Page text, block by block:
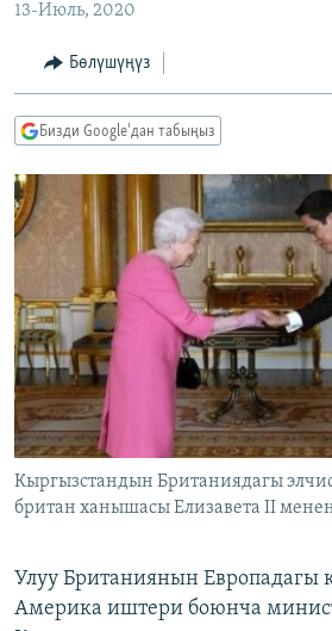
МАДАНИЯТ
ТВ ПРОГРАММАЛАР
БҮГҮН АЗАТТЫКТА
ДАНИСТЕ
ЭЖЕ-СИҢДИЛЕР
АЗАТТЫК+
ЫҢГАЙСЫЗ СУРООЛОР
ПОДКАСТ
Русский
ОНЛАЙН ШЕРИНЕ
ЭЕ/АРнун бардык сайттары
13-Июль, 2020
Бөлүшүңүз
Бизди Google'дан табыңыз
Кыргызстандын Британиядагы
британ ханышасы Елизавета II
Улуу Британиянын
Америка иштери боюнча